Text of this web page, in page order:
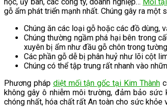
gỗ ẩm phát triển mạnh nhất. Chúng gây ra một
Chúng ăn các loại gỗ hoặc các đồ dùng,
Chúng thường ngầm phá hại bên trong
xuyên bị ẩm như đầu gỗ chôn trong
Các phần gỗ dễ bị phân huỷ như lõi cột
Chúng có thể tập trung rất nhanh vào
Phương pháp diệt mối tận gốc tại Kim Thành
không gây ô nhiễm môi trường, đảm bảo sức
chóng nhất, hóa chất rất An toàn cho sức khỏe